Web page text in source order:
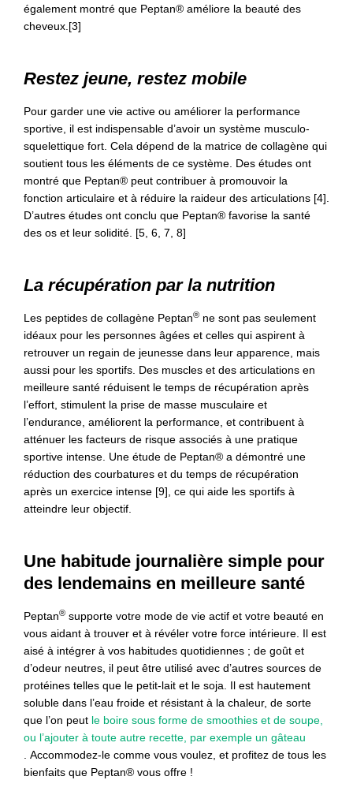
également montré que Peptan® améliore la beauté des
cheveux.[3]
Restez jeune, restez mobile
Pour garder une vie active ou améliorer la performance
sportive, il est indispensable d’avoir un système musculo-
squelettique fort. Cela dépend de la matrice de collagène qui
soutient tous les éléments de ce système. Des études ont
montré que Peptan® peut contribuer à promouvoir la
fonction articulaire et à réduire la raideur des articulations [4].
D’autres études ont conclu que Peptan® favorise la santé
des os et leur solidité. [5, 6, 7, 8]
La récupération par la nutrition
Les peptides de collagène Peptan® ne sont pas seulement
idéaux pour les personnes âgées et celles qui aspirent à
retrouver un regain de jeunesse dans leur apparence, mais
aussi pour les sportifs. Des muscles et des articulations en
meilleure santé réduisent le temps de récupération après
l’effort, stimulent la prise de masse musculaire et
l’endurance, améliorent la performance, et contribuent à
atténuer les facteurs de risque associés à une pratique
sportive intense. Une étude de Peptan® a démontré une
réduction des courbatures et du temps de récupération
après un exercice intense [9], ce qui aide les sportifs à
atteindre leur objectif.
Une habitude journalière simple pour
des lendemains en meilleure santé
Peptan® supporte votre mode de vie actif et votre beauté en
vous aidant à trouver et à révéler votre force intérieure. Il est
aisé à intégrer à vos habitudes quotidiennes ; de goût et
d’odeur neutres, il peut être utilisé avec d’autres sources de
protéines telles que le petit-lait et le soja. Il est hautement
soluble dans l’eau froide et résistant à la chaleur, de sorte
que l’on peut le boire sous forme de smoothies et de soupe,
ou l’ajouter à toute autre recette, par exemple un gâteau
. Accommodez-le comme vous voulez, et profitez de tous les
bienfaits que Peptan® vous offre !